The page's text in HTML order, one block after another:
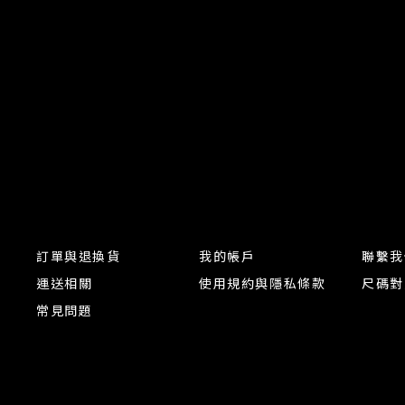
訂單與退換貨
運送相關
常見問題
我的帳戶
使用規約與隱私條款
聯繫
尺碼